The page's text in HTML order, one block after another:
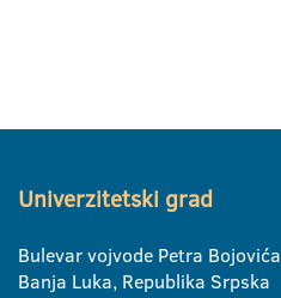
Univerzitetski grad
Bulevar vojvode Petra Bojovića
Banja Luka, Republika Srpska